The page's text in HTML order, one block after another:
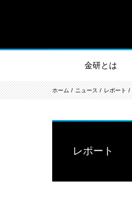
金研とは
ホーム ニュース レポート
レポート